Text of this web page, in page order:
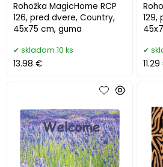
Rohožka MagicHome RCP
126, pred dvere, Country,
45x75 cm, guma
skladom 10 ks
13.98 €
129,